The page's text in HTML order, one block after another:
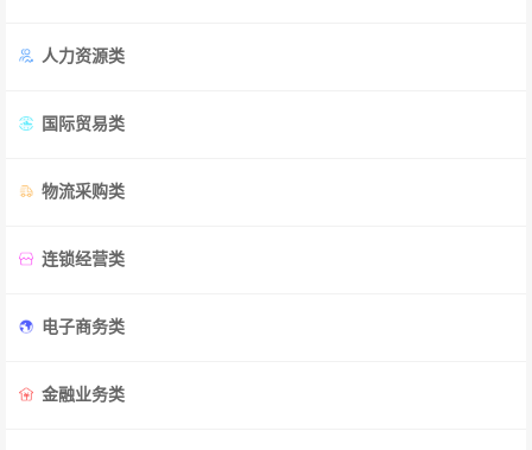
人力资源类
国际贸易类
物流采购类
连锁经营类
电子商务类
金融业务类